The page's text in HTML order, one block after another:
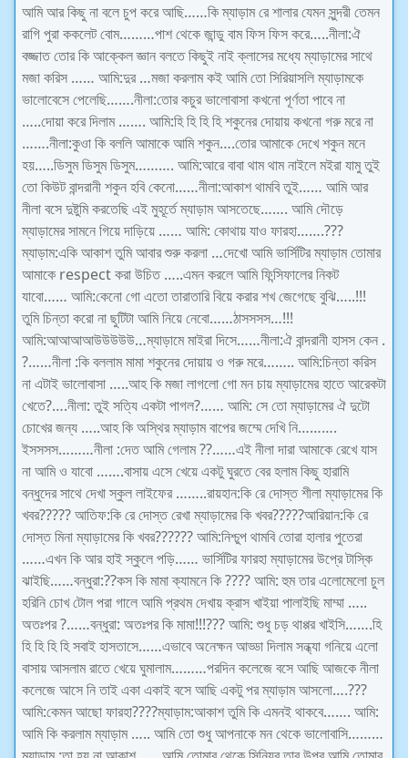
আমি আর কিছু না বলে চুপ করে আছি……কি ম্যাড়াম রে শালার যেমন সুন্দরী তেমন
রাগি ‌‌‌‌‌পুরা ককলেট বোম………পাশ থেকে জান্ডু বাম ফিস ফিস করে…..নীলা:ঐ
বজ্জাত তোর কি আক্কেল জ্ঞান বলতে কিছুই নাই ক্লাসের মধ্যে ম্যাড়ামের সাথে
মজা করিস …… আমি:দুর …মজা করলাম কই আমি তো সিরিয়াসলি ম্যাড়ামকে
ভালোবেসে পেলেছি‌…….নীলা:তোর কচুর ভালোবাসা কখনো পূর্ণতা পাবে না
…..দোয়া করে দিলাম ……. আমি:হি হি হি হি শকুনের দোয়ায় কখনো গরু মরে না
…….নীলা:কুওা কি বললি আমাকে আমি শকুন….তোর আমাকে দেখে শকুন মনে
হয়…..ডিসুম ডিসুম ডিসুম………. আমি:আরে বাবা থাম থাম নাইলে মইরা যামু তুই
তো কিউট বান্দরানী শকুন হবি কেনো……নীলা:আকাশ থামবি তুই…… আমি আর
নীলা বসে দুষ্টুমি করতেছি এই মুহূর্তে ম্যাড়াম আসতেছে……. আমি দৌড়ে
ম্যাড়ামের সামনে গিয়ে দাড়িয়ে …… আমি: কোথায় যাও ফারহা…….???
ম্যাড়াম:একি আকাশ তুমি আবার শুরু করলা …দেখো আমি ভার্সিটির ম্যাড়াম তোমার
আমাকে respect করা উচিত ‌…..এমন করলে আমি ফিন্সিফালের নিকট
যাবো…… আমি:কেনো গো এতো তারাতারি বিয়ে করার শখ জেগেছে বুঝি…..!!!
তুমি চিন্তা করো না ছুটিটা আমি নিয়ে নেবো……ঠাসসসস…!!!
আমি:আআআআউউউউউ…ম্যাড়ামে মাইরা দিসে……নীলা:ঐ বান্দরানী হাসস কেন .
?……নীলা :কি বললাম মামা শকুনের দোয়ায় ও গরু মরে…….. আমি:চিন্তা করিস
না এটাই ভালোবাসা …..আহ কি মজা লাগলো গো মন চায় ম্যাড়ামের হাতে আরেকটা
খেতে?….নীলা: তুই সত্যি একটা পাগল?…… আমি: সে তো ম্যাড়ামের ঐ দুটো
চোখের জন্য …..আহ কি অস্থির ম্যাড়াম বাপের জম্মে দেখি নি……….
ইসসসস………নীলা :দেত আমি গেলাম??……এই নীলা দারা আমাকে রেখে যাস
না আমি ও যাবো …….বাসায় এসে খেয়ে একটু ঘুরতে বের হলাম কিছু হারামি
বন্ধুদের সাথে দেখা স্কুল লাইফের ……..রায়হান:কি রে দোস্ত শীলা ম্যাড়ামের কি
খবর????? আতিফ:কি রে দোস্ত রেখা ম্যাড়ামের কি খবর?????আরিয়ান:কি রে
দোস্ত মিনা ম্যাড়ামের কি খবর?????? আমি:নিশ্চুপ থামবি তোরা হালার পুতেরা
……এখন কি আর হাই স্কুলে পড়ি…… ভার্সিটির ফারহা ম্যাড়ামের উপ্রে টাস্কি
ঝাইছি‌……বন্ধুরা:??কস কি মামা ক্যামনে কি ???? আমি: হুম তার এলোমেলো চুল
হরিনি চোখ টোল পরা গালে আমি প্রথম দেখায় ক্রাস খাইয়া পালাইছি মাম্মা …..
অতঃপর?……বন্ধুরা: অতঃপর কি মামা!!!??? আমি: শুধু চড় থাপ্পর খাইসি‌…….হি
হি হি হি হি সবাই হাসতাসে……এভাবে অনেক্ষন আড্ডা দিলাম সন্ধ্যা গনিয়ে এলো
বাসায় আসলাম রাতে খেয়ে ঘুমালাম………পরদিন কলেজে বসে আছি আজকে নীলা
কলেজে আসে নি তাই একা একাই বসে আছি একটু পর ম্যাড়াম আসলো….???
আমি:কেমন আছো ফারহা????ম্যাড়াম:আকাশ তুমি কি এমনই থাকবে……. আমি:
আমি কি করলাম ম্যাড়াম ….. আমি তো শুধু আপনাকে মন থেকে ভালোবাসি………